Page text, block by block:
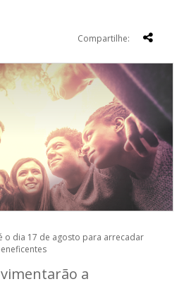
Compartilhe:
o dia 17 de agosto para arrecadar
a